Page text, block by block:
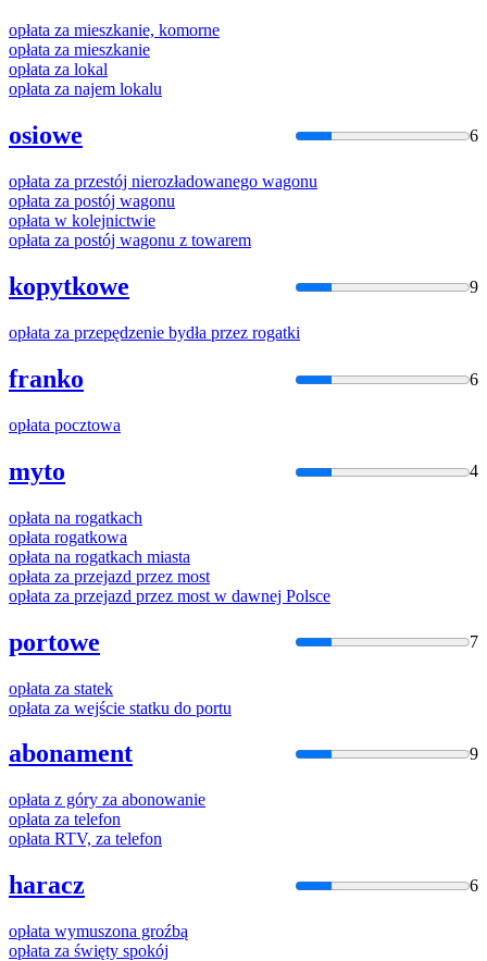
opłata za mieszkanie, komorne
opłata za mieszkanie
opłata za lokal
opłata za najem lokalu
osiowe 6
opłata za przestój nierozładowanego wagonu
opłata za postój wagonu
opłata w kolejnictwie
opłata za postój wagonu z towarem
kopytkowe 9
opłata za przepędzenie bydła przez rogatki
franko 6
opłata pocztowa
myto 4
opłata na rogatkach
opłata rogatkowa
opłata na rogatkach miasta
opłata za przejazd przez most
opłata za przejazd przez most w dawnej Polsce
portowe 7
opłata za statek
opłata za wejście statku do portu
abonament 9
opłata z góry za abonowanie
opłata za telefon
opłata RTV, za telefon
haracz 6
opłata wymuszona groźbą
opłata za święty spokój